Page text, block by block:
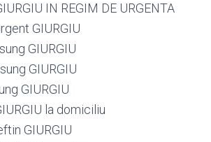
IN REGIM DE URGENTA
GIURGIU
GIURGIU
GIURGIU
GIURGIU
la domiciliu
GIURGIU